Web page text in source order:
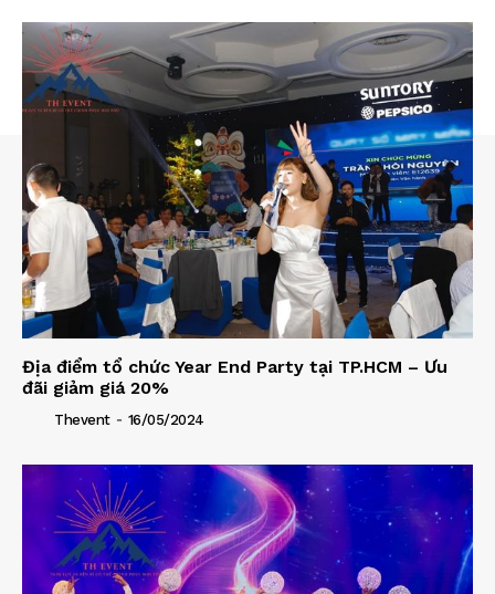
Địa điểm tổ chức Year End Party tại TP.HCM – Ưu
đãi giảm giá 20%
Thevent - 16/05/2024